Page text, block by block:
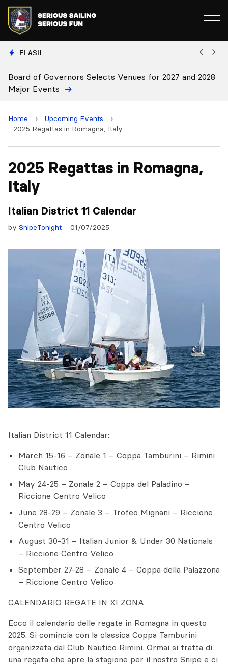
FLASH
and 2028 Board Approves Rule Changes
Home › Upcoming Events
›
2025 Regattas in Romagna, Italy
2025 Regattas in Romagna,
Italy
Italian District 11 Calendar
by SnipeTonight 01/07/2025
Italian District 11 Calendar:
March 15-16 – Zonale 1 – Coppa Tamburini – Rimini
Club Nautico
May 24-25 – Zonale 2 – Coppa del Paladino –
Riccione Centro Velico
June 28-29 – Zonale 3 – Trofeo Mignani – Riccione
Centro Velico
August 30-31 – Italian Junior & Under 30 Nationals
– Riccione Centro Velico
September 27-28 – Zonale 4 – Coppa della Palazzona
– Riccione Centro Velico
CALENDARIO REGATE IN XI ZONA
Ecco il calendario delle regate in Romagna in questo
2025. Si comincia con la classica Coppa Tamburini
organizzata dal Club Nautico Rimini. Ormai si tratta di
una regata che apre la stagione per il nostro Snipe e ci